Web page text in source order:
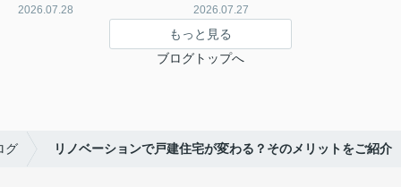
2026.07.28 2026.07.27
もっと見る
ブログトップへ
グ リノベーションで戸建住宅が変わる？そのメリットをご紹介